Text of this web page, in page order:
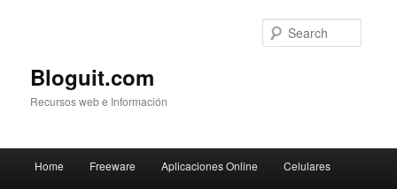
Bloguit.com
Recursos web e Información
Skip
Home Freeware Aplicaciones Online Celulares